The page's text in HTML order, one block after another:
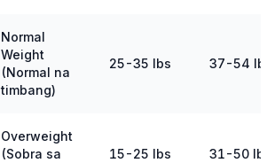
Normal
Weight
(Normal na
timbang)
25-35 lbs 37-54 lbs
Overweight
(Sobra sa
15-25 lbs 31-50 lbs